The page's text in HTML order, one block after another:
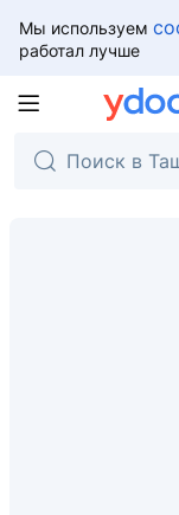
Мы используем
работал лучше